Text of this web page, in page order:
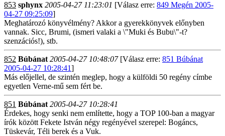
853 sphynx 2005-04-27 11:23:01 [Válasz erre: 849 Megén 2005-
04-27 09:25:09]
Meghatározó könyvélmény? Akkor a gyerekkönyvek előnyben
vannak. Sicc, Brumi, (ismeri valaki a \"Muki és Bubu\"-t?
szenzációs!), stb.
852 Búbánat 2005-04-27 10:48:07[Válasz erre: 851 Búbánat
2005-04-27 10:28:41]
Más előjellel, de szintén meglep, hogy a külföldi 50 regény címbe
egyetlen Verne-mű sem fért be.
851 Búbánat 2005-04-27 10:28:41
Érdekes, hogy senki nem említette, hogy a TOP 100-ban a magyar
írók között Fekete István négy regényével szerepel: Bogáncs,
Tüskevár, Téli berek és a Vuk.